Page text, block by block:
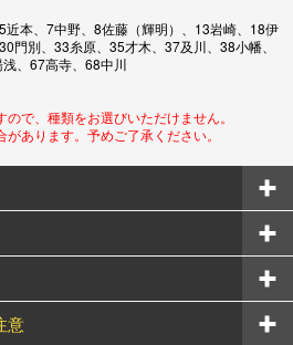
本、7中野、8佐藤（輝明）、13岩崎、18伊
門別、33糸原、35才木、37及川、38小幡、
、67高寺、68中川
で、種類をお選びいただけません。
あります。予めご了承ください。
意